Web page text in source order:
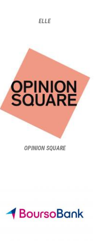
ELLE
OPINION SQUARE